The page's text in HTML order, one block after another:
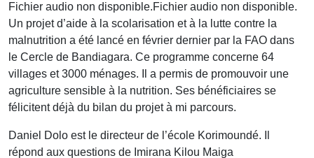
Fichier audio non disponible.Fichier audio non disponible.
Un projet d’aide à la scolarisation et à la lutte contre la
malnutrition a été lancé en février dernier par la FAO dans
le Cercle de Bandiagara. Ce programme concerne 64
villages et 3000 ménages. Il a permis de promouvoir une
agriculture sensible à la nutrition. Ses bénéficiaires se
félicitent déjà du bilan du projet à mi parcours.
Daniel Dolo est le directeur de l’école Korimoundé. Il
répond aux questions de Imirana Kilou Maiga